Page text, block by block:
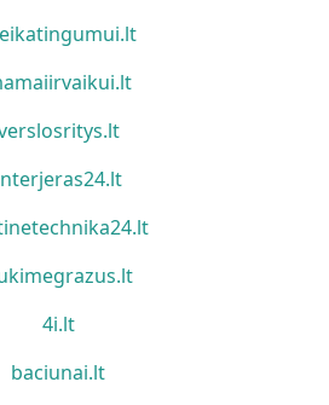
4i.lt
baciunai.lt